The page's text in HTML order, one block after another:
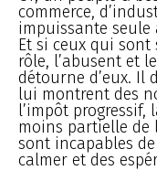
commerce,
impuissante
Et si ceux qui
rôle, l’abusent et
détourne d’eux. Il
lui montrent des
l’impôt
moins partielle de
sont incapables
calmer et des